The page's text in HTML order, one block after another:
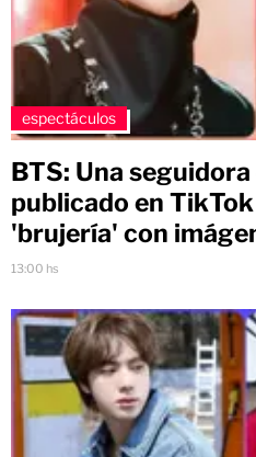
espectáculos
BTS: Una
publicado en
'brujería' con
13:00 hs